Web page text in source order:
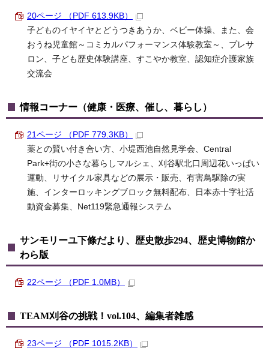
20ページ （PDF 613.9KB）
子どものイヤイヤとどうつきあうか、ベビー体操、また、会
おうね児童館～コミカルパフォーマンス体験教室～、プレサ
ロン、子ども歴史体験講座、すこやか教室、認知症介護家族
交流会
情報コーナー（健康・医療、催し、暮らし）
21ページ （PDF 779.3KB）
薬との賢い付き合い方、小堤西池自然見学会、Central
Park+街の小さな暮らしマルシェ、刈谷駅北口周辺花いっぱい
運動、リサイクル家具などの展示・販売、有害鳥駆除の実
施、インターロッキングブロック無料配布、日本赤十字社活
動資金募集、Net119緊急通報システム
サンモリーユ下條だより、歴史散歩294、歴史博物館か
わら版
22ページ （PDF 1.0MB）
TEAM刈谷の挑戦！vol.104、編集者雑感
23ページ （PDF 1015.2KB）